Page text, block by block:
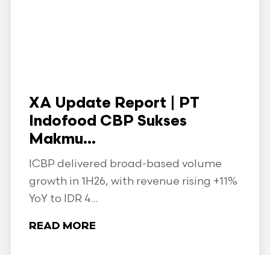
XA Update Report | PT
Indofood CBP Sukses
Makmu...
ICBP delivered broad-based volume
growth in 1H26, with revenue rising +11%
YoY to IDR 4...
READ MORE